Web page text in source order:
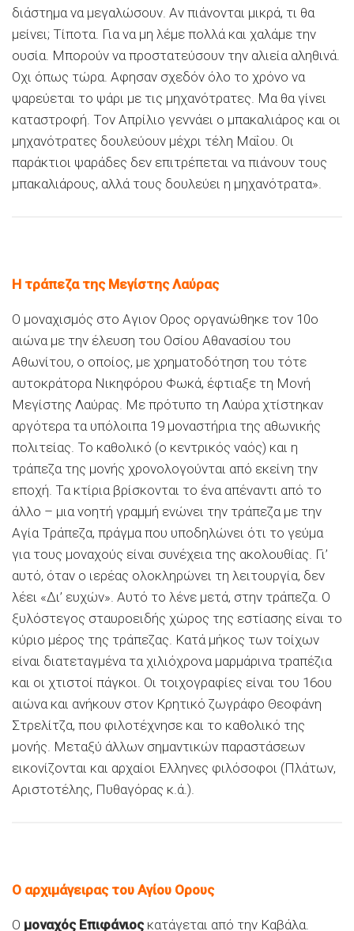
διάστημα να μεγαλώσουν. Αν πιάνονται μικρά, τι θα
μείνει; Τίποτα. Για να μη λέμε πολλά και χαλάμε την
ουσία. Μπορούν να προστατεύσουν την αλιεία αληθινά.
Οχι όπως τώρα. Αφησαν σχεδόν όλο το χρόνο να
ψαρεύεται το ψάρι με τις μηχανότρατες. Μα θα γίνει
καταστροφή. Τον Απρίλιο γεννάει ο μπακαλιάρος και οι
μηχανότρατες δουλεύουν μέχρι τέλη Μαΐου. Οι
παράκτιοι ψαράδες δεν επιτρέπεται να πιάνουν τους
μπακαλιάρους, αλλά τους δουλεύει η μηχανότρατα».
Η τράπεζα της Μεγίστης Λαύρας
Ο μοναχισμός στο Αγιον Ορος οργανώθηκε τον 10ο
αιώνα με την έλευση του Οσίου Αθανασίου του
Αθωνίτου, ο οποίος, με χρηματοδότηση του τότε
αυτοκράτορα Νικηφόρου Φωκά, έφτιαξε τη Μονή
Μεγίστης Λαύρας. Με πρότυπο τη Λαύρα χτίστηκαν
αργότερα τα υπόλοιπα 19 μοναστήρια της αθωνικής
πολιτείας. Το καθολικό (ο κεντρικός ναός) και η
τράπεζα της μονής χρονολογούνται από εκείνη την
εποχή. Τα κτίρια βρίσκονται το ένα απέναντι από το
άλλο – μια νοητή γραμμή ενώνει την τράπεζα με την
Αγία Τράπεζα, πράγμα που υποδηλώνει ότι το γεύμα
για τους μοναχούς είναι συνέχεια της ακολουθίας. Γι’
αυτό, όταν ο ιερέας ολοκληρώνει τη λειτουργία, δεν
λέει «Δι’ ευχών». Αυτό το λένε μετά, στην τράπεζα. Ο
ξυλόστεγος σταυροειδής χώρος της εστίασης είναι το
κύριο μέρος της τράπεζας. Κατά μήκος των τοίχων
είναι διατεταγμένα τα χιλιόχρονα μαρμάρινα τραπέζια
και οι χτιστοί πάγκοι. Οι τοιχογραφίες είναι του 16ου
αιώνα και ανήκουν στον Κρητικό ζωγράφο Θεοφάνη
Στρελίτζα, που φιλοτέχνησε και το καθολικό της
μονής. Μεταξύ άλλων σημαντικών παραστάσεων
εικονίζονται και αρχαίοι Ελληνες φιλόσοφοι (Πλάτων,
Αριστοτέλης, Πυθαγόρας κ.ά.).
Ο αρχιμάγειρας του Αγίου Ορους
Ο μοναχός Επιφάνιοςκατάγεται από την Καβάλα.